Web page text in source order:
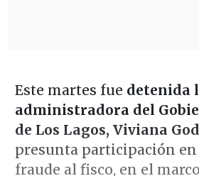
Este martes fue detenida
administradora del
de Los Lagos, Viviana
presunta participación
fraude al fisco, en el